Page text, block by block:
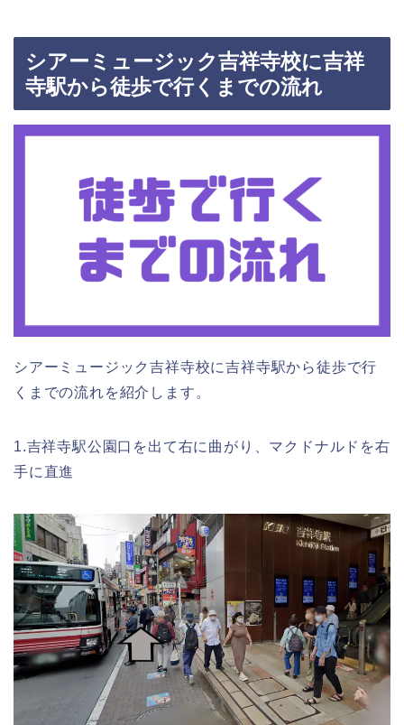
シアーミュージック吉祥寺校に吉祥
寺駅から徒歩で行くまでの流れ
シアーミュージック吉祥寺校に吉祥寺駅から徒歩で行
くまでの流れを紹介します。
1.吉祥寺駅公園口を出て右に曲がり、マクドナルドを右
手に直進